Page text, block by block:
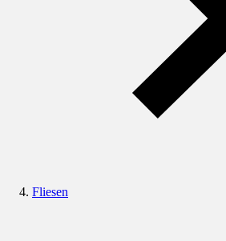
Fliesen